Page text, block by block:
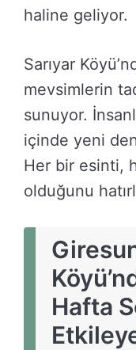
haline geliyor.
Sarıyar
mevsimlerin
sunuyor.
içinde yeni
Her bir esinti,
olduğunu
Hafta